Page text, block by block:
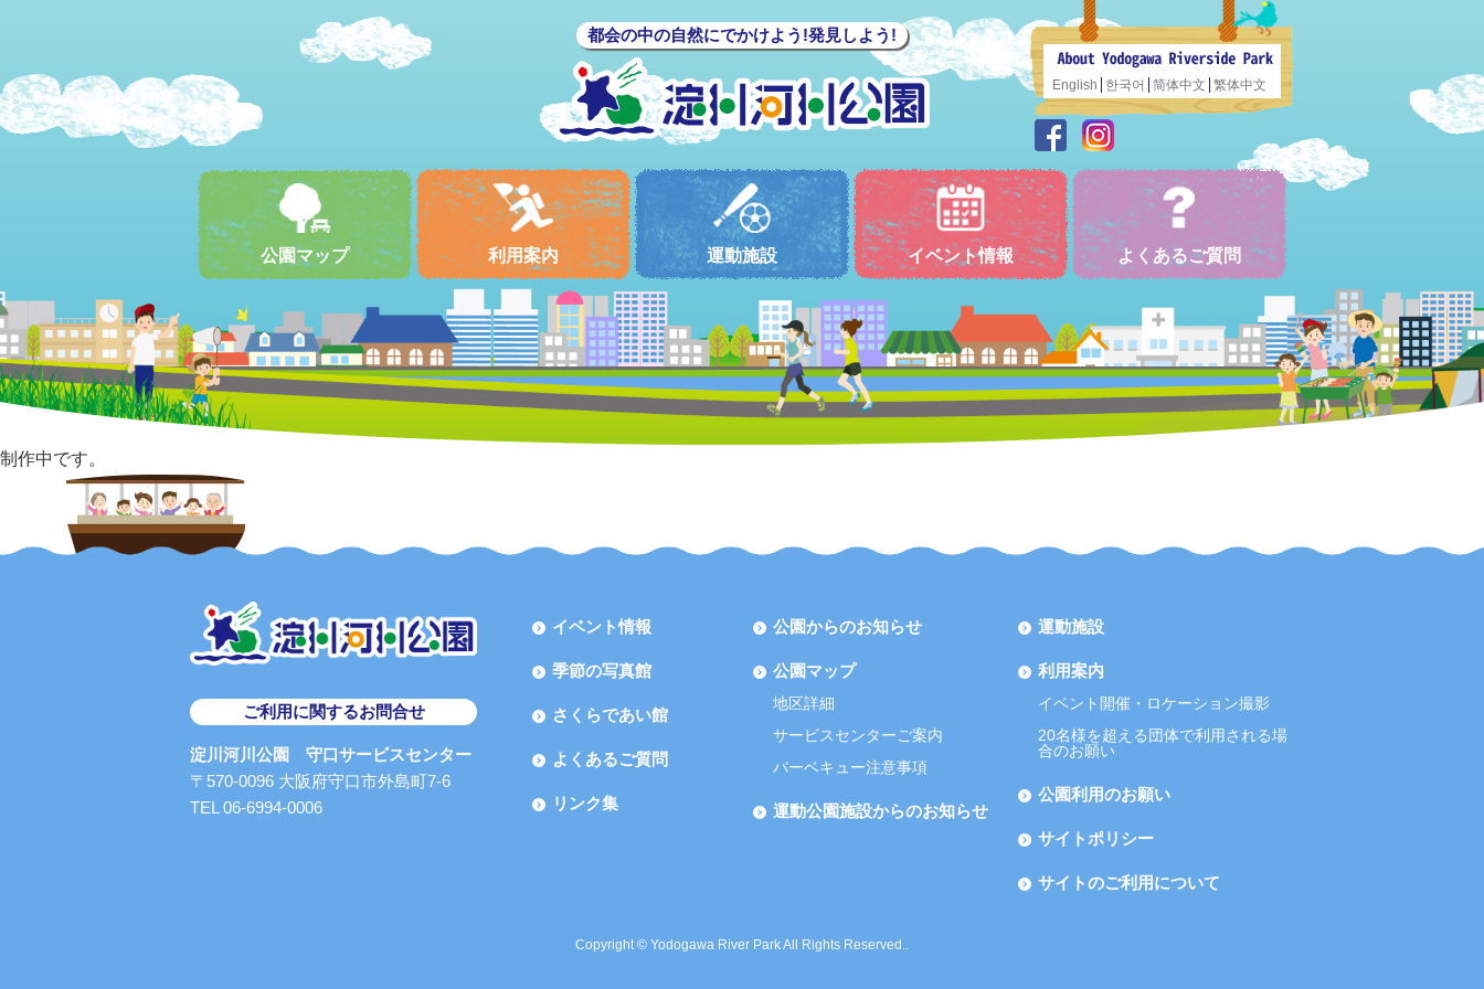
都会の中の自然にでかけよう!発見しよう!
English 한국어 简体中文 繁体中文
公園マップ 利用案内 運動施設 イベント情報 よくあるご質問
制作中です。
ご利用に関するお問合せ
淀川河川公園 守口サービスセンター
〒570-0096 大阪府守口市外島町7-6
TEL 06-6994-0006
イベント情報
季節の写真館
さくらであい館
よくあるご質問
リンク集
公園からのお知らせ
公園マップ
地区詳細
サービスセンターご案内
バーベキュー注意事項
運動公園施設からのお知らせ
運動施設
利用案内
イベント開催・ロケーション撮影
20名様を超える団体で利用される場
合のお願い
公園利用のお願い
サイトポリシー
サイトのご利用について
Copyright © Yodogawa River Park All Rights Reserved..